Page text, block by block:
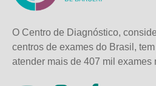
O Centro de Diagnóstico,
centros de exames do Brasil,
atender mais de 407 mil exames